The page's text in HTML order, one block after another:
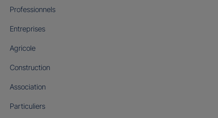
Professionnels
Entreprises
Agricole
Construction
Association
Particuliers